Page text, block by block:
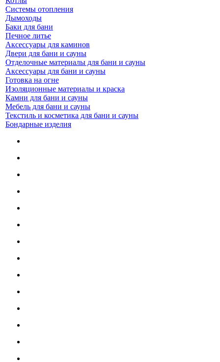
Системы отопления
Дымоходы
Баки для бани
Печное литье
Аксессуары для каминов
Двери для бани и сауны
Отделочные материалы для бани и сауны
Аксессуары для бани и сауны
Готовка на огне
Изоляционные материалы и краска
Камни для бани и сауны
Мебель для бани и сауны
Текстиль и косметика для бани и сауны
Бондарные изделия